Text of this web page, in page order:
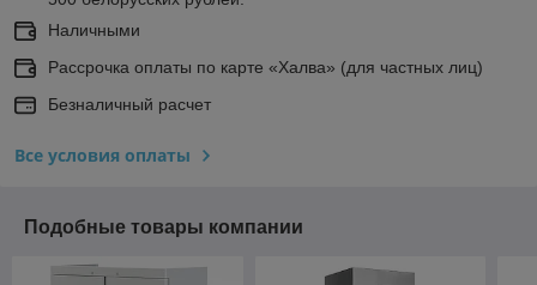
Наличными
Рассрочка оплаты по карте «Халва» (для частных лиц)
Безналичный расчет
Все условия оплаты
Подобные товары компании